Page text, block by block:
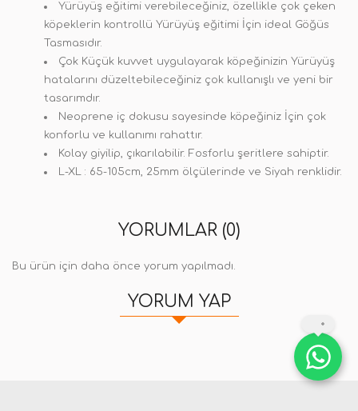
Yürüyüş eğitimi verebileceğiniz, özellikle çok çeken
köpeklerin kontrollü Yürüyüş eğitimi İçin ideal Göğüs
Tasmasıdır.
Çok Küçük kuvvet uygulayarak köpeğinizin Yürüyüş
hatalarını düzeltebileceğiniz çok kullanışlı ve yeni bir
tasarımdır.
Neoprene iç dokusu sayesinde köpeğiniz İçin çok
konforlu ve kullanımı rahattır.
Kolay giyilip, çıkarılabilir. Fosforlu şeritlere sahiptir.
L-XL : 65-105cm, 25mm ölçülerinde ve Siyah renklidir.
YORUMLAR (0)
Bu ürün için daha önce yorum yapılmadı.
YORUM YAP